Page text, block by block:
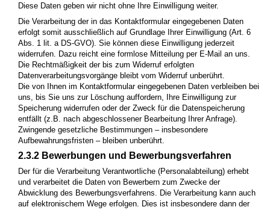
Diese Daten geben wir nicht ohne Ihre Einwilligung weiter.
Die Verarbeitung der in das Kontaktformular eingegebenen Daten
erfolgt somit ausschließlich auf Grundlage Ihrer Einwilligung (Art. 6
Abs. 1 lit. a DS-GVO). Sie können diese Einwilligung jederzeit
widerrufen. Dazu reicht eine formlose Mitteilung per E-Mail an uns.
Die Rechtmäßigkeit der bis zum Widerruf erfolgten
Datenverarbeitungsvorgänge bleibt vom Widerruf unberührt.
Die von Ihnen im Kontaktformular eingegebenen Daten verbleiben bei
uns, bis Sie uns zur Löschung auffordern, Ihre Einwilligung zur
Speicherung widerrufen oder der Zweck für die Datenspeicherung
entfällt (z.B. nach abgeschlossener Bearbeitung Ihrer Anfrage).
Zwingende gesetzliche Bestimmungen – insbesondere
Aufbewahrungsfristen – bleiben unberührt.
2.3.2 Bewerbungen und Bewerbungsverfahren
Der für die Verarbeitung Verantwortliche (Personalabteilung) erhebt
und verarbeitet die Daten von Bewerbern zum Zwecke der
Abwicklung des Bewerbungsverfahrens. Die Verarbeitung kann auch
auf elektronischem Wege erfolgen. Dies ist insbesondere dann der